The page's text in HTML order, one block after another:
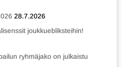
28.7.2026
joukkuebliksteihin!
ryhmäjako on julkaistu